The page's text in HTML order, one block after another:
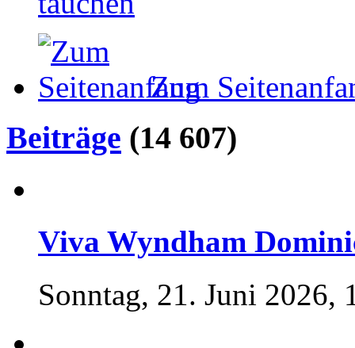
Zum
Beiträge (14 607)
Viva Wyndham
Sonntag, 21. Juni 2026,